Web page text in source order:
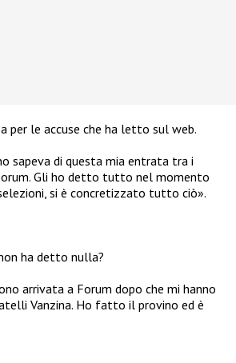
per le accuse che ha letto sul web.
sapeva di questa mia entrata tra i
Gli ho detto tutto nel momento
si è concretizzato tutto ciò».
ha detto nulla?
arrivata a Forum dopo che mi hanno
Vanzina. Ho fatto il provino ed è